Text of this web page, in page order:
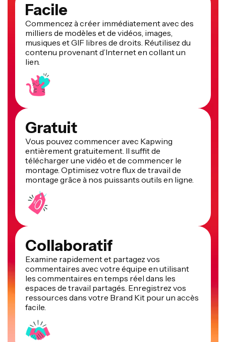
Facile
Commencez à créer immédiatement avec des
milliers de modèles et de vidéos, images,
musiques et GIF libres de droits. Réutilisez du
contenu provenant d’Internet en collant un
lien.
Gratuit
Vous pouvez commencer avec Kapwing
entièrement gratuitement. Il suffit de
télécharger une vidéo et de commencer le
montage. Optimisez votre flux de travail de
montage grâce à nos puissants outils en ligne.
Collaboratif
Examine rapidement et partagez vos
commentaires avec votre équipe en utilisant
les commentaires en temps réel dans les
espaces de travail partagés. Enregistrez vos
ressources dans votre Brand Kit pour un accès
facile.